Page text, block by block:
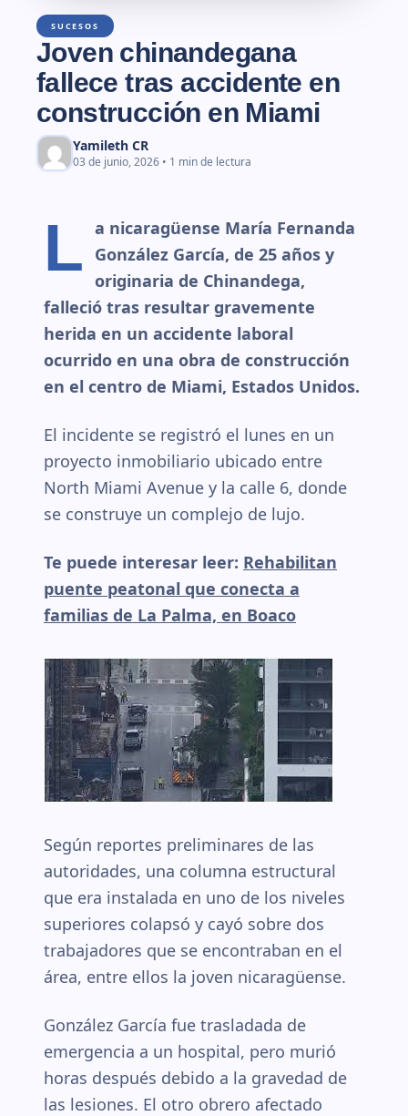
SUCESOS
Joven chinandegana
fallece tras accidente en
construcción en Miami
Yamileth CR
03 de junio, 2026 • 1 min de lectura
L a nicaragüense María Fernanda
González García, de 25 años y
originaria de Chinandega,
falleció tras resultar gravemente
herida en un accidente laboral
ocurrido en una obra de construcción
en el centro de Miami, Estados Unidos.
El incidente se registró el lunes en un
proyecto inmobiliario ubicado entre
North Miami Avenue y la calle 6, donde
se construye un complejo de lujo.
Te puede interesar leer: Rehabilitan
puente peatonal que conecta a
familias de La Palma, en Boaco
Según reportes preliminares de las
autoridades, una columna estructural
que era instalada en uno de los niveles
superiores colapsó y cayó sobre dos
trabajadores que se encontraban en el
área, entre ellos la joven nicaragüense.
González García fue trasladada de
emergencia a un hospital, pero murió
horas después debido a la gravedad de
las lesiones. El otro obrero afectado